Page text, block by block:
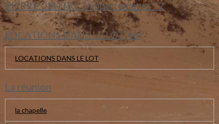
PIERRE CENTRE 2 appartements T2
LOCATIONS DANS LE LOT(46)
LOCATIONS DANS LE LOT
La réunion
la chapelle